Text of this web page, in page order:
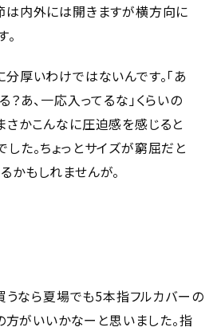
は内外には開きますが横方向に
厚いわけではないんです。「あ
？あ、一応入ってるな」くらいの
さかこんなに圧迫感を感じると
た。ちょっとサイズが窮屈だと
かもしれませんが。
うなら夏場でも5本指フルカバーの
方がいいかなーと思いました。指